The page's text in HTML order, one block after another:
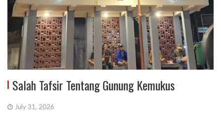
Salah Tafsir Tentang Gunung Kemukus
July 31, 2026